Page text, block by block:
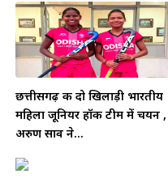
छत्तीसगढ़ की दो खिलाड़ी भारतीय
महिला जूनियर हॉकी टीम में चयन ,
अरुण साव ने...